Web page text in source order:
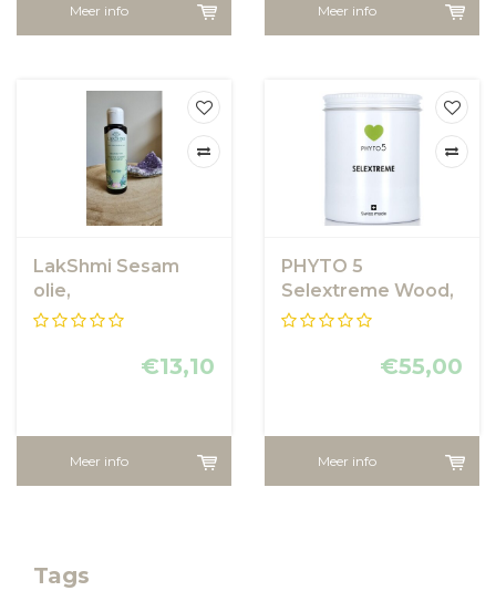
Meer info Meer info
LakShmi Sesam
olie,
massage-/lichaamsolie
€13,10
Meer info
PHYTO 5
Selextreme Wood,
Scrub Zout
€55,00
Meer info
Tags